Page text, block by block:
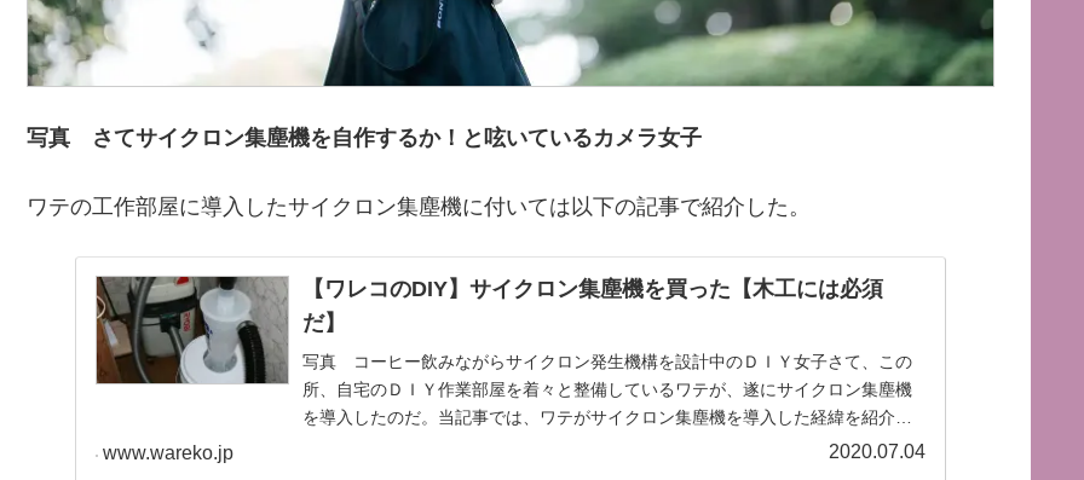
写真 さてサイクロン集塵機を自作するか！と呟いているカメラ女子
ワテの工作部屋に導入したサイクロン集塵機に付いては以下の記事で紹介した。
【ワレコのDIY】サイクロン集塵機を買った【木工には必須
だ】
写真 コーヒー飲みながらサイクロン発生機構を設計中のＤＩＹ女子さて、この
所、自宅のＤＩＹ作業部屋を着々と整備しているワテが、遂にサイクロン集塵機
を導入したのだ。当記事では、ワテがサイクロン集塵機を導入した経緯を紹介し
www.wareko.jp 2020.07.04